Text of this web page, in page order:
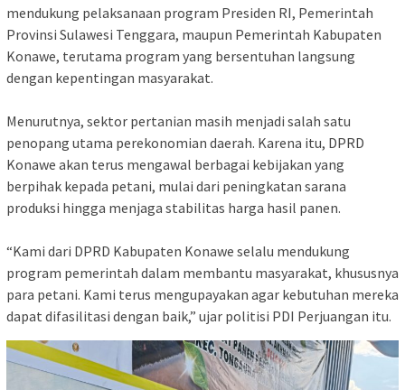
mendukung pelaksanaan program Presiden RI, Pemerintah
Provinsi Sulawesi Tenggara, maupun Pemerintah Kabupaten
Konawe, terutama program yang bersentuhan langsung
dengan kepentingan masyarakat.
‎Menurutnya, sektor pertanian masih menjadi salah satu
penopang utama perekonomian daerah. Karena itu, DPRD
Konawe akan terus mengawal berbagai kebijakan yang
berpihak kepada petani, mulai dari peningkatan sarana
produksi hingga menjaga stabilitas harga hasil panen.
‎“Kami dari DPRD Kabupaten Konawe selalu mendukung
program pemerintah dalam membantu masyarakat, khususnya
para petani. Kami terus mengupayakan agar kebutuhan mereka
dapat difasilitasi dengan baik,” ujar politisi PDI Perjuangan itu.